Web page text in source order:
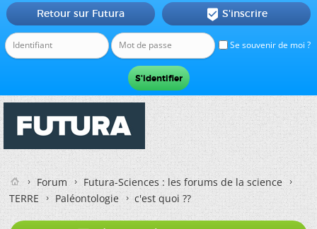
Se souvenir de moi ?
Retour sur Futura  S'inscrire
Forum
Futura-Sciences : les forums de la science
TERRE
Paléontologie c'est quoi ??